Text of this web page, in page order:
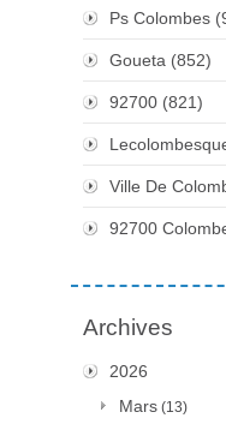
Ps Colombes
Goueta (852)
92700 (821)
Ville De
92700
Archives
2026
Mars (13)